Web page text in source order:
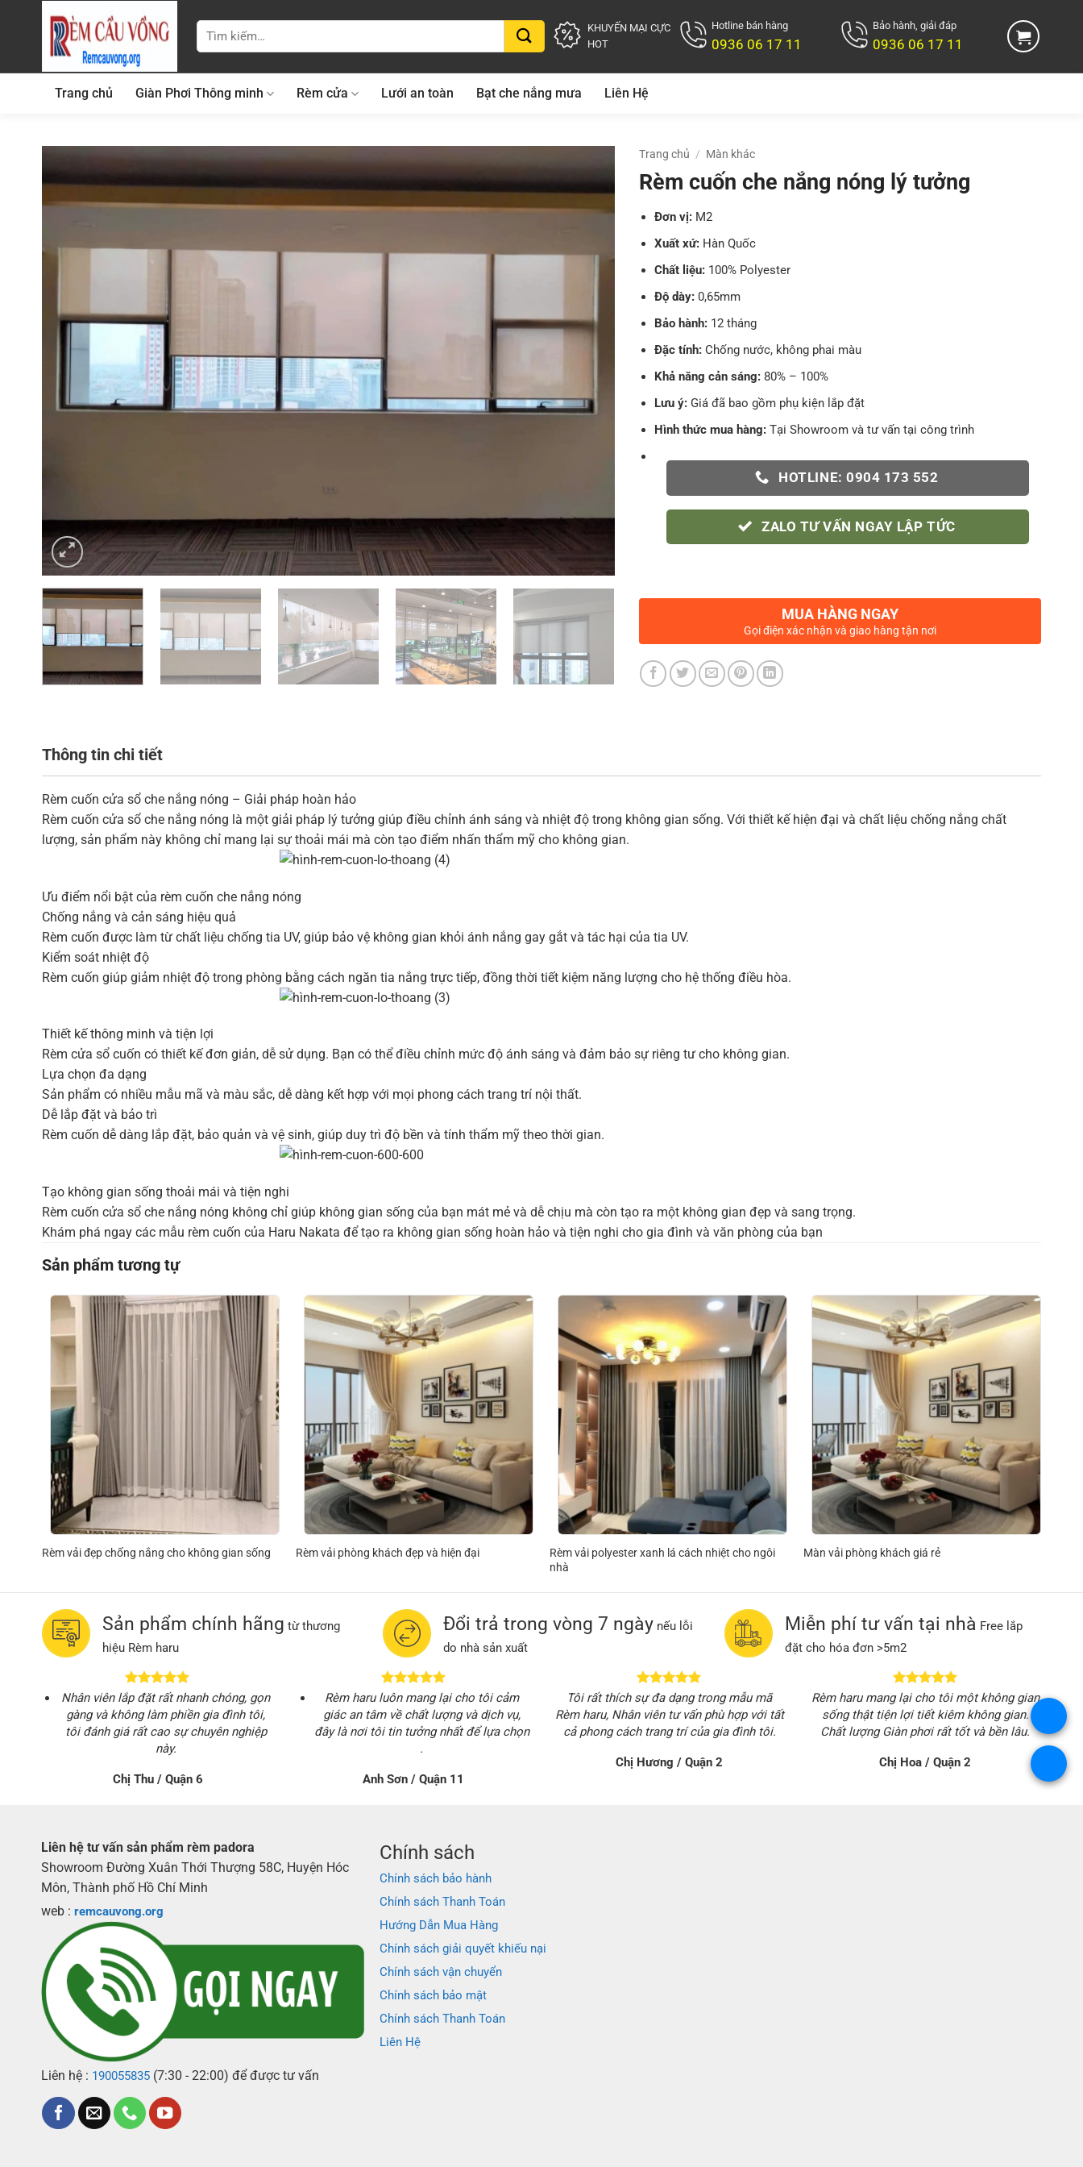
dung
Tìm
kiếm:
KHUYẾN MẠI CỰC
HOT
Hotline bán hàng
0936 06 17 11
Bảo hành, giải đáp
0936 06 17 11
Trang chủ Giàn Phơi Thông minh Rèm cửa Lưới an toàn Bạt che nắng mưa Liên Hệ
Trang chủ / Màn khác
Rèm cuốn che nắng nóng lý tưởng
Đơn vị: M2
Xuất xứ: Hàn Quốc
Chất liệu: 100% Polyester
Độ dày: 0,65mm
Bảo hành: 12 tháng
Đặc tính: Chống nước, không phai màu
Khả năng cản sáng: 80% – 100%
Lưu ý: Giá đã bao gồm phụ kiện lắp đặt
Hình thức mua hàng: Tại Showroom và tư vấn tại công trình
HOTLINE: 0904 173 552
ZALO TƯ VẤN NGAY LẬP TỨC
MUA HÀNG NGAY
Gọi điện xác nhận và giao hàng tận nơi
Thông tin chi tiết
Rèm cuốn cửa sổ che nắng nóng – Giải pháp hoàn hảo
Rèm cuốn cửa sổ che nắng nóng là một giải pháp lý tưởng giúp điều chỉnh ánh sáng và nhiệt độ trong không gian sống. Với thiết kế hiện đại và chất liệu chống nắng chất
lượng, sản phẩm này không chỉ mang lại sự thoải mái mà còn tạo điểm nhấn thẩm mỹ cho không gian.
Ưu điểm nổi bật của rèm cuốn che nắng nóng
Chống nắng và cản sáng hiệu quả
Rèm cuốn được làm từ chất liệu chống tia UV, giúp bảo vệ không gian khỏi ánh nắng gay gắt và tác hại của tia UV.
Kiểm soát nhiệt độ
Rèm cuốn giúp giảm nhiệt độ trong phòng bằng cách ngăn tia nắng trực tiếp, đồng thời tiết kiệm năng lượng cho hệ thống điều hòa.
Thiết kế thông minh và tiện lợi
Rèm cửa sổ cuốn có thiết kế đơn giản, dễ sử dụng. Bạn có thể điều chỉnh mức độ ánh sáng và đảm bảo sự riêng tư cho không gian.
Lựa chọn đa dạng
Sản phẩm có nhiều mẫu mã và màu sắc, dễ dàng kết hợp với mọi phong cách trang trí nội thất.
Dễ lắp đặt và bảo trì
Rèm cuốn dễ dàng lắp đặt, bảo quản và vệ sinh, giúp duy trì độ bền và tính thẩm mỹ theo thời gian.
Tạo không gian sống thoải mái và tiện nghi
Rèm cuốn cửa sổ che nắng nóng không chỉ giúp không gian sống của bạn mát mẻ và dễ chịu mà còn tạo ra một không gian đẹp và sang trọng.
Khám phá ngay các mẫu rèm cuốn của Haru Nakata để tạo ra không gian sống hoàn hảo và tiện nghi cho gia đình và văn phòng của bạn
Sản phẩm tương tự
Rèm vải đẹp chống nắng cho không gian sống Rèm vải phòng khách đẹp và hiện đại
Rèm vải polyester xanh lá cách nhiệt cho ngôi
nhà
Màn vải phòng khách giá rẻ
Sản phẩm chính hãng từ thương
hiệu Rèm haru
Đổi trả trong vòng 7 ngày nếu lỗi
do nhà sản xuất
Miễn phí tư vấn tại nhà Free lắp
đặt cho hóa đơn >5m2
Nhân viên lắp đặt rất nhanh chóng, gọn
gàng và không làm phiền gia đình tôi,
tôi đánh giá rất cao sự chuyên nghiệp
này.
Chị Thu / Quận 6
Rèm haru luôn mang lại cho tôi cảm
giác an tâm về chất lượng và dịch vụ,
đây là nơi tôi tin tưởng nhất để lựa chọn
.
Anh Sơn / Quận 11
Tôi rất thích sự đa dạng trong mẫu mã
Rèm haru, Nhân viên tư vấn phù hợp với tất
cả phong cách trang trí của gia đình tôi.
Chị Hương / Quận 2
Rèm haru mang lại cho tôi một không gian
sống thật tiện lợi tiết kiêm không gian.
Chất lượng Giàn phơi rất tốt và bền lâu.
Chị Hoa / Quận 2
Liên hệ tư vấn sản phẩm rèm padora
Showroom Đường Xuân Thới Thượng 58C, Huyện Hóc
Môn, Thành phố Hồ Chí Minh
web : remcauvong.org
Liên hệ : 190055835(7:30 - 22:00) để được tư vấn
Chính sách
Chính sách bảo hành
Chính sách Thanh Toán
Hướng Dẫn Mua Hàng
Chính sách giải quyết khiếu nại
Chính sách vận chuyển
Chính sách bảo mật
Chính sách Thanh Toán
Liên Hệ